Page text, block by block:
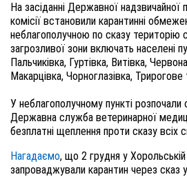
На засіданні Державної надзвичайної
комісії встановили карантинні
неблагополучною по сказу територію
загрозливої зони включать населені
Пальчиківка, Гуртівка, Витівка,
Макарцівка, Чорноглазівка,
У неблагополучному пункті розпочали
Державна служба ветеринарної
безплатні щеплення проти сказу всіх
Нагадаємо, що 2 грудня у
запроваджували карантин через сказ